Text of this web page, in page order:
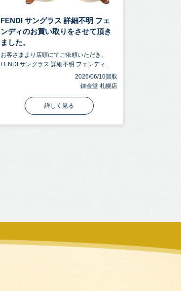
FENDI サングラス 詳細不明 フェ
ンディのお買い取りをさせて頂き
ました。
お客さまより店頭にてご依頼いただき、
FENDI サングラス 詳細不明 フェンディ...
2026/06/10買取
錬金堂 札幌店
詳しく見る